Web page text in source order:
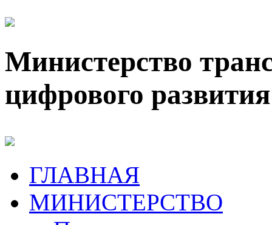
Министерство
цифрового
ГЛАВНАЯ
МИНИСТЕРСТВО